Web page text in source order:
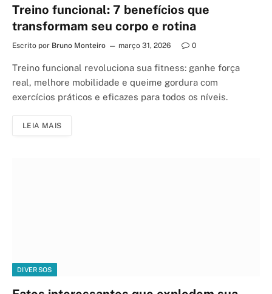
Treino funcional: 7 benefícios que
transformam seu corpo e rotina
Escrito por Bruno Monteiro março 31, 2026 0
Treino funcional revoluciona sua fitness: ganhe força
real, melhore mobilidade e queime gordura com
exercícios práticos e eficazes para todos os níveis.
LEIA MAIS
DIVERSOS